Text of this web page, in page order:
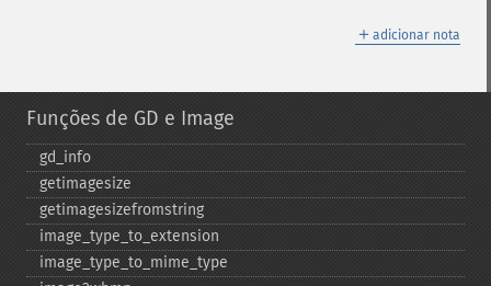
＋ adicionar nota
Funções de GD e Image
gd_​info
getimagesize
getimagesizefromstring
image_​type_​to_​extension
image_​type_​to_​mime_​type